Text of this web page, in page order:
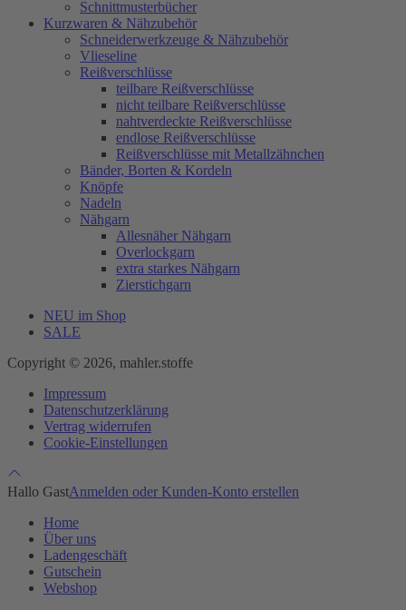
Schnittmusterbücher
Kurzwaren & Nähzubehör
Schneiderwerkzeuge & Nähzubehör
Vlieseline
Reißverschlüsse
teilbare Reißverschlüsse
nicht teilbare Reißverschlüsse
nahtverdeckte Reißverschlüsse
endlose Reißverschlüsse
Reißverschlüsse mit Metallzähnchen
Bänder, Borten & Kordeln
Knöpfe
Nadeln
Nähgarn
Allesnäher Nähgarn
Overlockgarn
extra starkes Nähgarn
Zierstichgarn
NEU im Shop
SALE
Copyright © 2026, mahler.stoffe
Impressum
Datenschutzerklärung
Vertrag widerrufen
Cookie-Einstellungen
Hallo GastAnmelden oder Kunden-Konto erstellen
Home
Über uns
Ladengeschäft
Gutschein
Webshop